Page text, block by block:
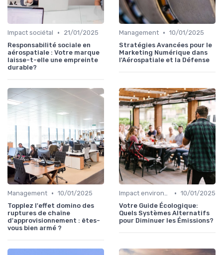
Impact sociétal •
21/01/2025
Responsabilité sociale en
aérospatiale : Votre marque
laisse-t-elle une empreinte
durable?
Management • 10/01/2025
Stratégies Avancées pour le
Marketing Numérique dans
l'Aérospatiale et la Défense
Management • 10/01/2025
Topplez l'effet domino des
ruptures de chaîne
d'approvisionnement : êtes-
vous bien armé ?
Impact environnemental • 10/01/2025
Votre Guide Écologique:
Quels Systèmes Alternatifs
pour Diminuer les Émissions?